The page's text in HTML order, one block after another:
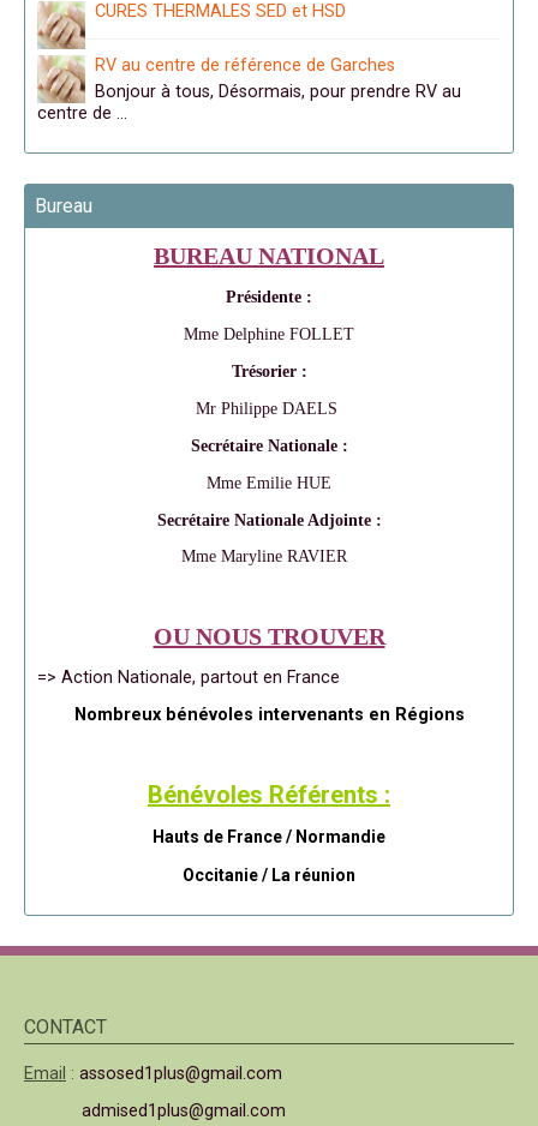
CURES THERMALES SED et HSD
RV au centre de référence de Garches
Bonjour à tous, Désormais, pour prendre RV au
centre de …
Bureau
BUREAU NATIONAL
Présidente :
Mme Delphine FOLLET
Trésorier :
Mr Philippe DAELS
Secrétaire Nationale :
Mme Emilie HUE
Secrétaire Nationale Adjointe :
Mme Maryline RAVIER
OU NOUS TROUVER
=> Action Nationale, partout en France
Nombreux bénévoles intervenants en Régions
Bénévoles Référents :
Hauts de France / Normandie
Occitanie / La réunion
CONTACT
Email : assosed1plus@gmail.com
admised1plus@gmail.com